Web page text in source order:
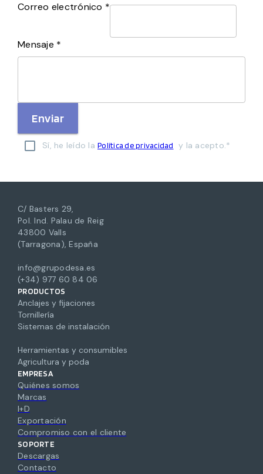
Correo electrónico *
Mensaje *
Enviar
Sí, he leído la Política de privacidad y la acepto.*
C/ Basters 29,
Pol. Ind. Palau de Reig
43800 Valls
(Tarragona), España
info@grupodesa.es
(+34) 977 60 84 06
PRODUCTOS
Anclajes y fijaciones
Tornillería
Sistemas de instalación
Herramientas y consumibles
Agricultura y poda
EMPRESA
Quiénes somos
Marcas
I+D
Exportación
Compromiso con el cliente
SOPORTE
Descargas
Contacto